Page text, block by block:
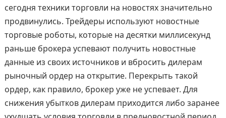
сегодня техники торговли на новостях значительно
продвинулись. Трейдеры используют новостные
торговые роботы, которые на десятки миллисекунд
раньше брокера успевают получить новостные
данные из своих источников и вбросить дилерам
рыночный ордер на открытие. Перекрыть такой
ордер, как правило, брокер уже не успевает. Для
снижения убытков дилерам приходится либо заранее